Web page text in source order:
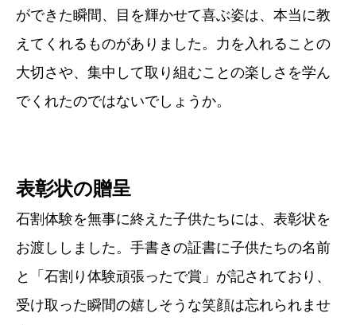
ができた瞬間、目を輝かせて喜ぶ姿は、本当に教
えてくれるものがありました。力を入れることの
大切さや、集中して取り組むことの楽しさを学ん
でくれたのではないでしょうか。
表彰状の贈呈
石割体験を無事に終えた子供たちには、表彰状を
お渡ししました。手書きの証書に子供たちの名前
と「石割り体験頑張ったで賞」が記されており、
受け取った瞬間の嬉しそうな笑顔は忘れられませ